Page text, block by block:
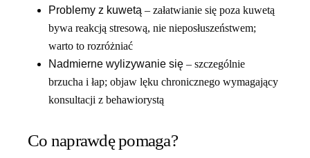
Problemy z kuwetą – załatwianie się poza kuwetą
bywa reakcją stresową, nie nieposłuszeństwem;
warto to rozróżniać
Nadmierne wylizywanie się – szczególnie
brzucha i łap; objaw lęku chronicznego wymagający
konsultacji z behawiorystą
Co naprawdę pomaga?